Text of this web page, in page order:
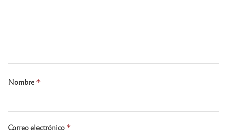
Nombre *
Correo electrónico *